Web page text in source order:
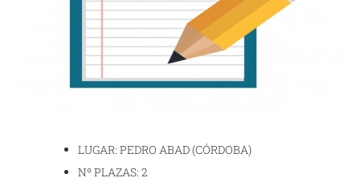
LUGAR: PEDRO ABAD (CÓRDOBA)
Nº PLAZAS: 2